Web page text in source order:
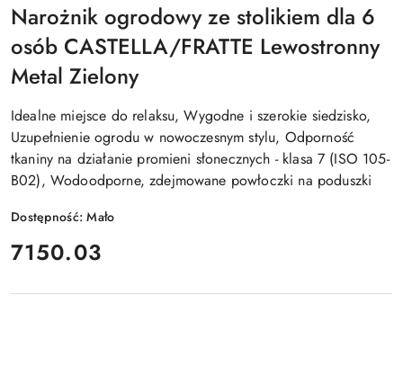
Narożnik ogrodowy ze stolikiem dla 6
osób CASTELLA/FRATTE Lewostronny
Metal Zielony
Idealne miejsce do relaksu, Wygodne i szerokie siedzisko,
Uzupełnienie ogrodu w nowoczesnym stylu, Odporność
tkaniny na działanie promieni słonecznych - klasa 7 (ISO 105-
B02), Wodoodporne, zdejmowane powłoczki na poduszki
Dostępność:Mało
cena:
7150.03